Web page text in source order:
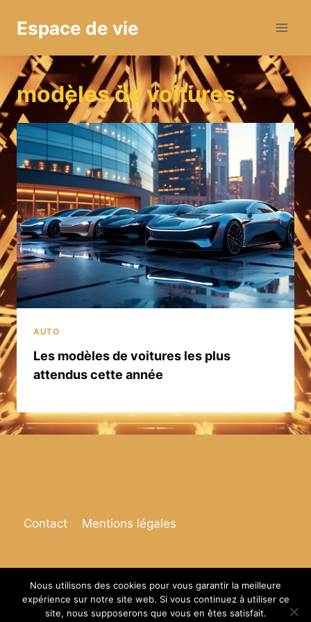
Espace de vie
modèles de voitures
AUTO
Les modèles de voitures les plus
attendus cette année
Contact Mentions légales
© 2026 Espace de vie
Nous utilisons des cookies pour vous garantir la meilleure
expérience sur notre site web. Si vous continuez à utiliser ce
site, nous supposerons que vous en êtes satisfait.